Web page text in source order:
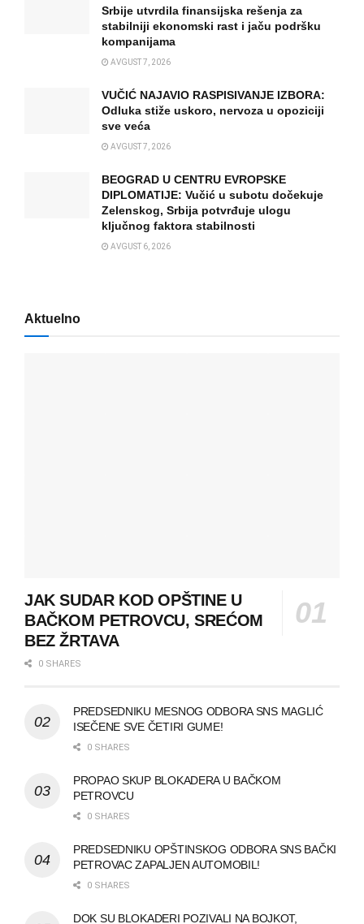
Srbije utvrdila finansijska rešenja za
stabilniji ekonomski rast i jaču podršku
kompanijama
AVGUST 7, 2026
VUČIĆ NAJAVIO RASPISIVANJE IZBORA:
Odluka stiže uskoro, nervoza u opoziciji
sve veća
AVGUST 7, 2026
BEOGRAD U CENTRU EVROPSKE
DIPLOMATIJE: Vučić u subotu dočekuje
Zelenskog, Srbija potvrđuje ulogu
ključnog faktora stabilnosti
AVGUST 6, 2026
Aktuelno
JAK SUDAR KOD OPŠTINE U
BAČKOM PETROVCU, SREĆOM
BEZ ŽRTAVA
0 SHARES
PREDSEDNIKU MESNOG ODBORA SNS MAGLIĆ
ISEČENE SVE ČETIRI GUME!
0 SHARES
PROPAO SKUP BLOKADERA U BAČKOM
PETROVCU
0 SHARES
PREDSEDNIKU OPŠTINSKOG ODBORA SNS BAČKI
PETROVAC ZAPALJEN AUTOMOBIL!
0 SHARES
DOK SU BLOKADERI POZIVALI NA BOJKOT,